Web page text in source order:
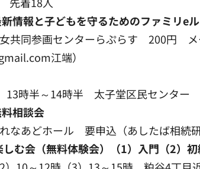
情報と子どもを守るためのファミリeル
共同参画センターらぷらす 200円 メ
江端）
13時半～14時半 太子堂区民センター
相談会
あどホール 要申込（あしたば相続研
む会（無料体験会）（1）入門（2）